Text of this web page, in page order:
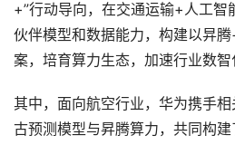
+”行动导向，在交通运输+人工智
伙伴模型和数据能力，构建以㫒
案，培育算力生态，加速行业数智
其中，面向航空行业，华为携手
古预测模型与昇腾算力，共同构